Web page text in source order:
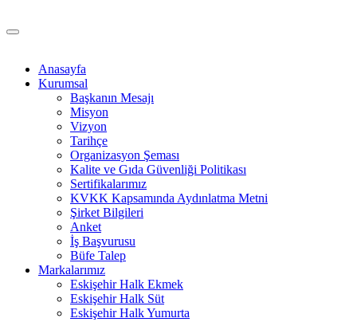
Anasayfa
Kurumsal
Başkanın Mesajı
Misyon
Vizyon
Tarihçe
Organizasyon Şeması
Kalite ve Gıda Güvenliği Politikası
Sertifikalarımız
KVKK Kapsamında Aydınlatma Metni
Şirket Bilgileri
Anket
İş Başvurusu
Büfe Talep
Markalarımız
Eskişehir Halk Ekmek
Eskişehir Halk Süt
Eskişehir Halk Yumurta